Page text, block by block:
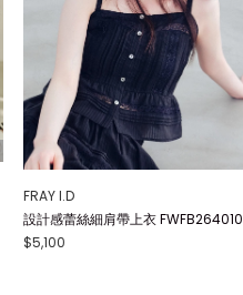
FRAY I.D
設計感蕾絲細肩帶上衣 FWFB264010
$5,100